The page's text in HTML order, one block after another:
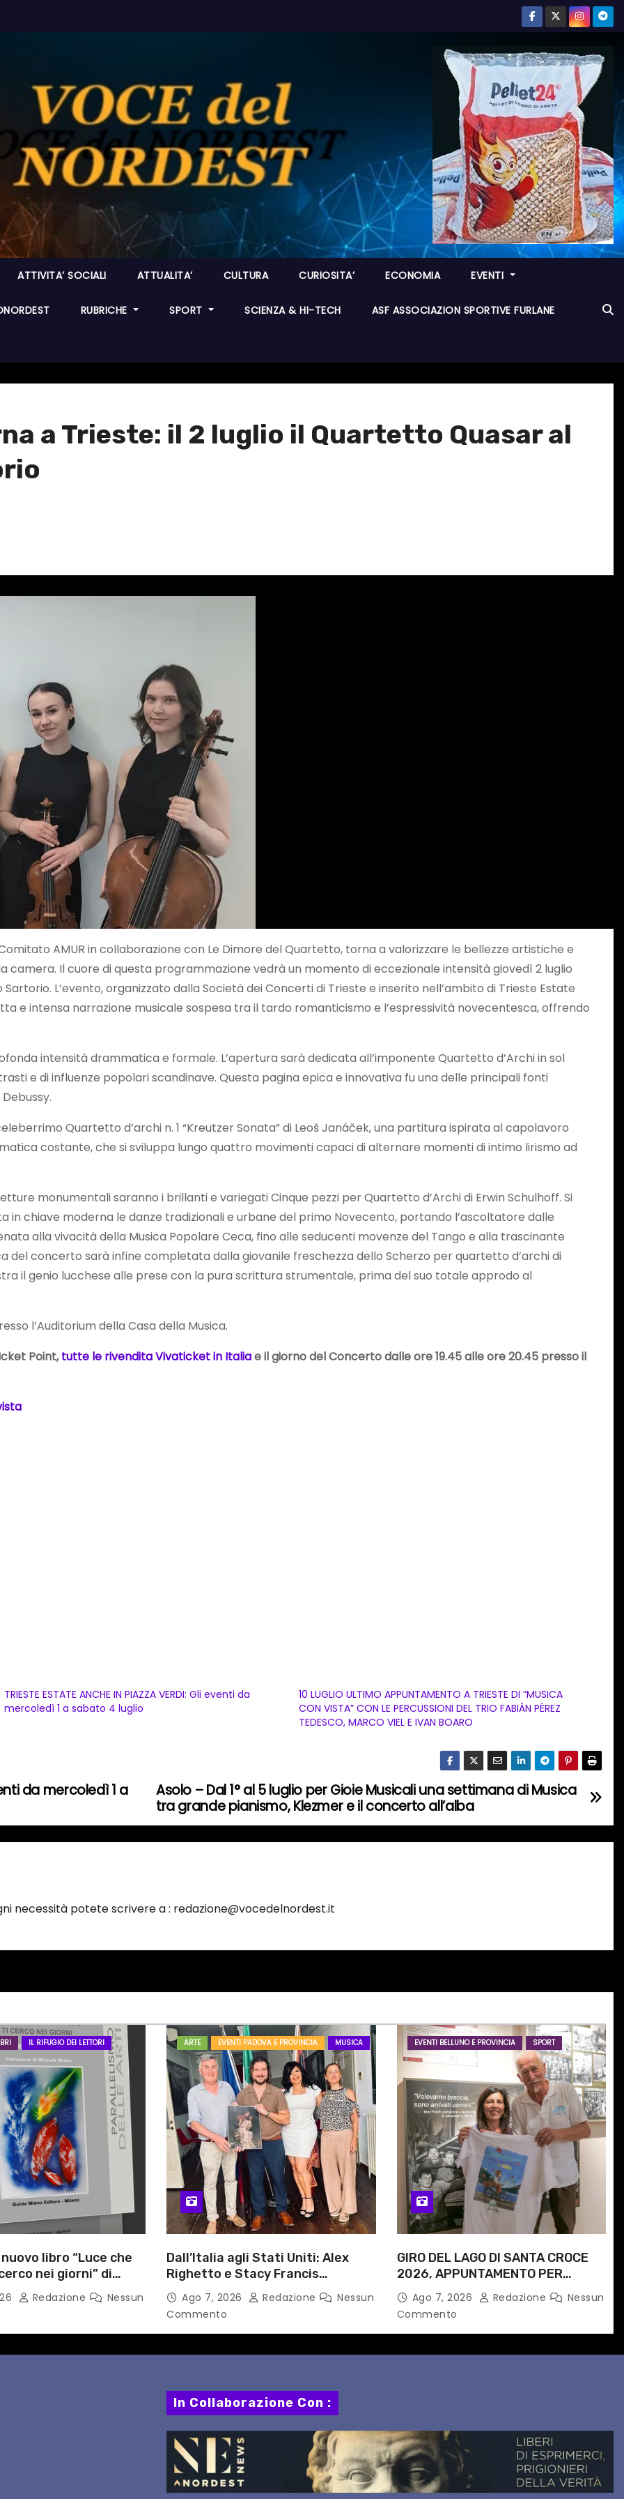
ATTIVITA’ SOCIALI ATTUALITA’ CULTURA CURIOSITA’ ECONOMIA EVENTI
RUBRICHE SPORT SCIENZA & HI-TECH ASF ASSOCIAZION SPORTIVE FURLANE
a Trieste: il 2 luglio il Quartetto Quasar al
AMUR in collaborazione con Le Dimore del Quartetto, torna a valorizzare le bellezze artistiche e
camera. Il cuore di questa programmazione vedrà un momento di eccezionale intensità giovedì 2 luglio
Sartorio. L’evento, organizzato dalla Società dei Concerti di Trieste e inserito nell’ambito di Trieste Estate
e intensa narrazione musicale sospesa tra il tardo romanticismo e l’espressività novecentesca, offrendo
intensità drammatica e formale. L’apertura sarà dedicata all’imponente Quartetto d’Archi in sol
e di influenze popolari scandinave. Questa pagina epica e innovativa fu una delle principali fonti
Quartetto d’archi n. 1 “Kreutzer Sonata” di Leoš Janáček, una partitura ispirata al capolavoro
costante, che si sviluppa lungo quattro movimenti capaci di alternare momenti di intimo lirismo ad
monumentali saranno i brillanti e variegati Cinque pezzi per Quartetto d’Archi di Erwin Schulhoff. Si
chiave moderna le danze tradizionali e urbane del primo Novecento, portando l’ascoltatore dalle
alla vivacità della Musica Popolare Ceca, fino alle seducenti movenze del Tango e alla trascinante
del concerto sarà infine completata dalla giovanile freschezza dello Scherzo per quartetto d’archi di
il genio lucchese alle prese con la pura scrittura strumentale, prima del suo totale approdo al
l’Auditorium della Casa della Musica.
Point,tutte le rivendita Vivaticket in Italiae il giorno del Concerto dalle ore 19.45 alle ore 20.45 presso il
TRIESTE ESTATE ANCHE IN PIAZZA VERDI: Gli eventi da
mercoledì 1 a sabato 4 luglio
10 LUGLIO ULTIMO APPUNTAMENTO A TRIESTE DI “MUSICA
CON VISTA” CON LE PERCUSSIONI DEL TRIO FABIÁN PÉREZ
TEDESCO, MARCO VIEL E IVAN BOARO
Asolo – Dal 1° al 5 luglio per Gioie Musicali una settimana di Musica
tra grande pianismo, Klezmer e il concerto all’alba
da mercoledì 1 a
necessità potete scrivere a : redazione@vocedelnordest.it
IL RIFUGIO DEI LETTORI
libro “Luce che
nei giorni” di
medico
Capua
Redazione
Nessun
ARTE EVENTI PADOVA E PROVINCIA MUSICA
Dall’Italia agli Stati Uniti: Alex
Righetto e Stacy Francis
uniscono arte, musica e
tecnologia in un nuovo progetto
internazionale”
Ago 7, 2026 Redazione
Nessun
Commento
EVENTI BELLUNO E PROVINCIA SPORT
GIRO DEL LAGO DI SANTA CROCE
2026, APPUNTAMENTO PER
DOMENICA 16 AGOSTO
Ago 7, 2026 Redazione
Nessun
Commento
In Collaborazione Con :